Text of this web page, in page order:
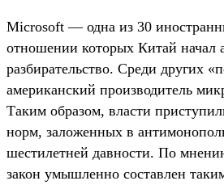
Microsoft — одна из 30
отношении которых Китай начал
разбирательство. Среди других
американский производитель
Таким образом, власти
норм, заложенных в
шестилетней давности. По
закон умышленно составлен